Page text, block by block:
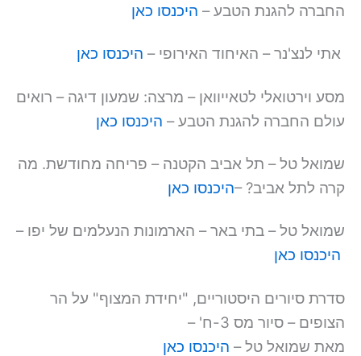
החברה להגנת הטבע – היכנסו כאן
אתי לנצ'נר – האיחוד האירופי – היכנסו כאן
מסע וירטואלי לטאייוואן – מרצה: שמעון דיגה – רואים
עולם החברה להגנת הטבע – היכנסו כאן
שמואל טל – תל אביב הקטנה – פריחה מחודשת. מה
קרה לתל אביב? –היכנסו כאן
שמואל טל – בתי באר – הארמונות הנעלמים של יפו –
היכנסו כאן
סדרת סיורים היסטוריים, "יחידת המצוף" על הר
הצופים – סיור מס 3-ח' –
מאת שמואל טל – היכנסו כאן